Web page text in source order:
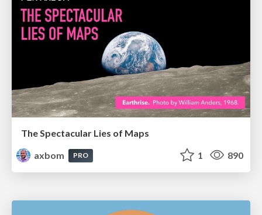
The Spectacular Lies of Maps
axbom
PRO 1 890